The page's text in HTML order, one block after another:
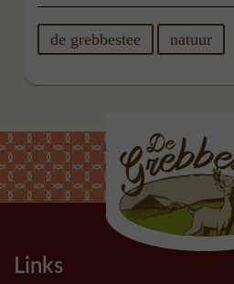
de grebbestee natuur
Links